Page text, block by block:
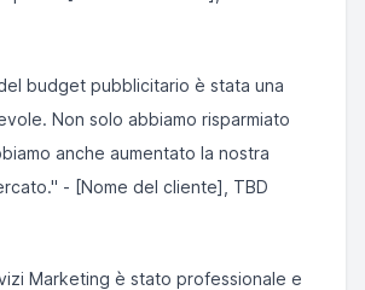
budget pubblicitario è stata una
Non solo abbiamo risparmiato
anche aumentato la nostra
- [Nome del cliente], TBD
Marketing è stato professionale e